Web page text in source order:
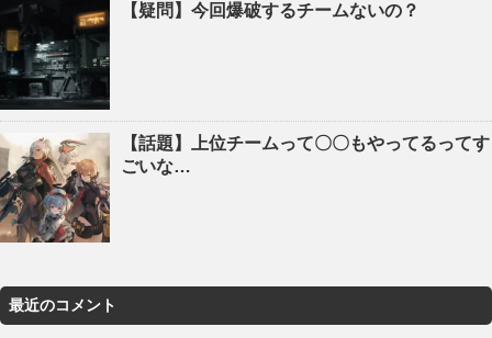
【疑問】今回爆破するチームないの？
【話題】上位チームって〇〇もやってるってす
ごいな…
最近のコメント